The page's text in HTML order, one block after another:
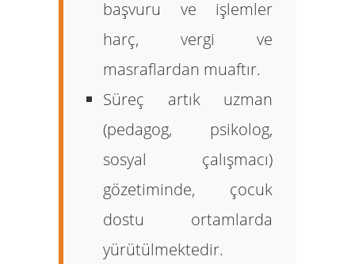
başvuru ve işlemler
harç, vergi ve
masraflardan muaftır.
Süreç artık uzman
(pedagog, psikolog,
sosyal çalışmacı)
gözetiminde, çocuk
dostu ortamlarda
yürütülmektedir.